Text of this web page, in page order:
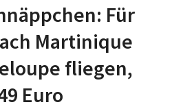
Für
Martinique
fliegen,
Euro